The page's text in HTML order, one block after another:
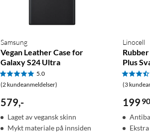
Samsung
Vegan Leather Case for
Galaxy S24 Ultra
5.0
(2 kundeanmeldelser)
579,-
Laget av vegansk skinn
Mykt materiale på innsiden
Linocell
Plus
(3
199 90